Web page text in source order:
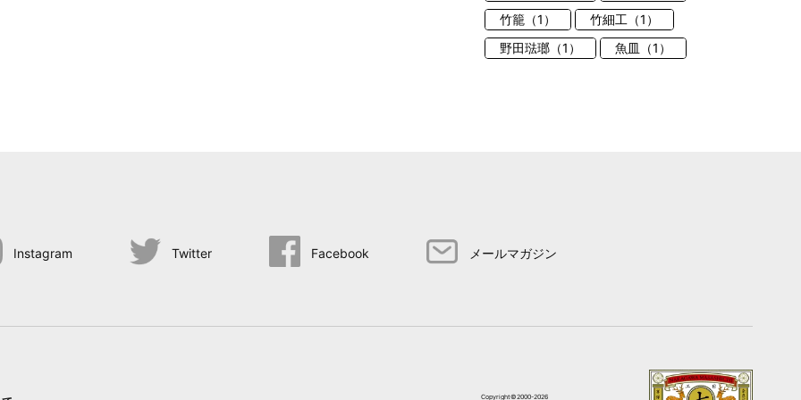
竹籠（1）
竹細工（1）
野田琺瑯（1）
魚皿（1）
Instagram Twitter Facebook メールマガジン
Copyright©2000-2026